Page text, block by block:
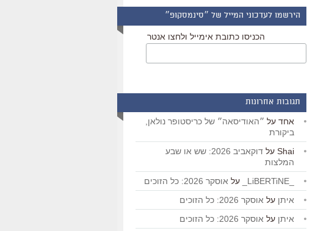
הירשמו לעדכוני המייל של ״סינמסקופ״
הכניסו כתובת אימייל ולחצו אנטר
תגובות אחרונות
אחד על ״האודיסאה״ של כריסטופר נולאן,
ביקורת
Shai על
דוקאביב 2026: שש או שבע
המלצות
על אוסקר 2026: כל הזוכים
איתן על אוסקר 2026: כל הזוכים
איתן על אוסקר 2026: כל הזוכים